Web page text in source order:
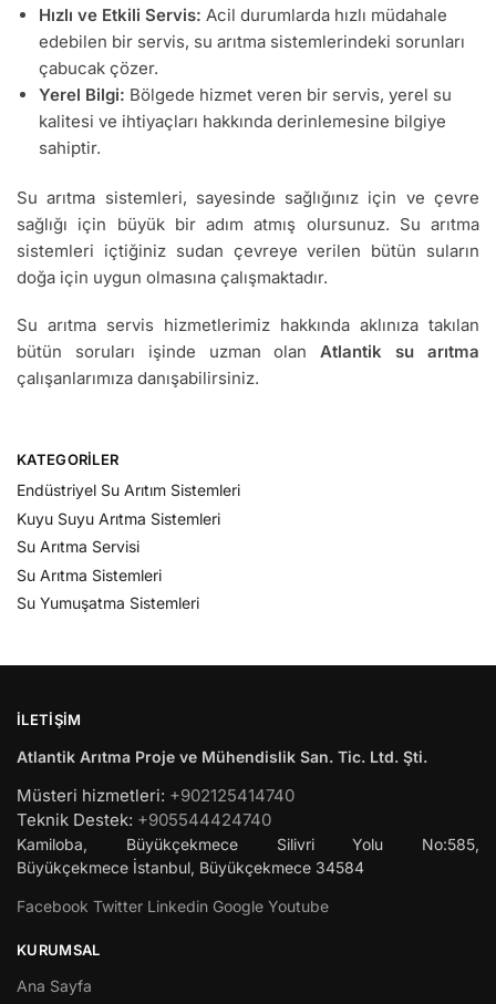
Hızlı ve Etkili Servis: Acil durumlarda hızlı müdahale
edebilen bir servis, su arıtma sistemlerindeki sorunları
çabucak çözer.
Yerel Bilgi: Bölgede hizmet veren bir servis, yerel su
kalitesi ve ihtiyaçları hakkında derinlemesine bilgiye
sahiptir.
Su arıtma sistemleri, sayesinde sağlığınız için ve çevre
sağlığı için büyük bir adım atmış olursunuz. Su arıtma
sistemleri içtiğiniz sudan çevreye verilen bütün suların
doğa için uygun olmasına çalışmaktadır.
Su arıtma servis hizmetlerimiz hakkında aklınıza takılan
bütün soruları işinde uzman olanAtlantik su arıtma
çalışanlarımıza danışabilirsiniz.
KATEGORILER
Endüstriyel Su Arıtım Sistemleri
Kuyu Suyu Arıtma Sistemleri
Su Arıtma Servisi
Su Arıtma Sistemleri
Su Yumuşatma Sistemleri
İLETIŞIM
Atlantik Arıtma Proje ve Mühendislik San. Tic. Ltd. Şti.
Müsteri hizmetleri: +902125414740
Teknik Destek: +905544424740
Kamiloba, Büyükçekmece Silivri Yolu No:585,
Büyükçekmece İstanbul, Büyükçekmece 34584
Facebook Twitter Linkedin Google Youtube
KURUMSAL
Ana Sayfa